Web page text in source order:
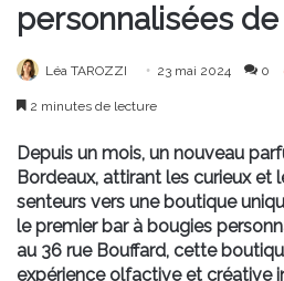
personnalisées
Léa TAROZZI 23 mai 2024 0
2 minutes de lecture
Depuis un mois, un nouveau
Bordeaux, attirant les curieux et
senteurs vers une boutique
le premier bar à bougies
au 36 rue Bouffard, cette
expérience olfactive et créative